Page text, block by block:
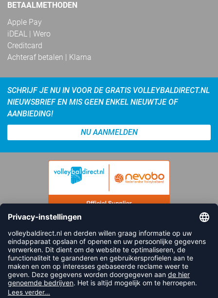
BETAALMETHODEN
Apple Pay
iDEAL | Wero
Creditcard
Achteraf betalen | Klarna
SCHRIJF JE NU IN VOOR DE GRATIS VOLLEYBALDIRECT.NL
NIEUWSBRIEF EN MIS GEEN ENKEL NIEUWTJE OF
AANBIEDING!
NU AANMELDEN
FOLLOW US